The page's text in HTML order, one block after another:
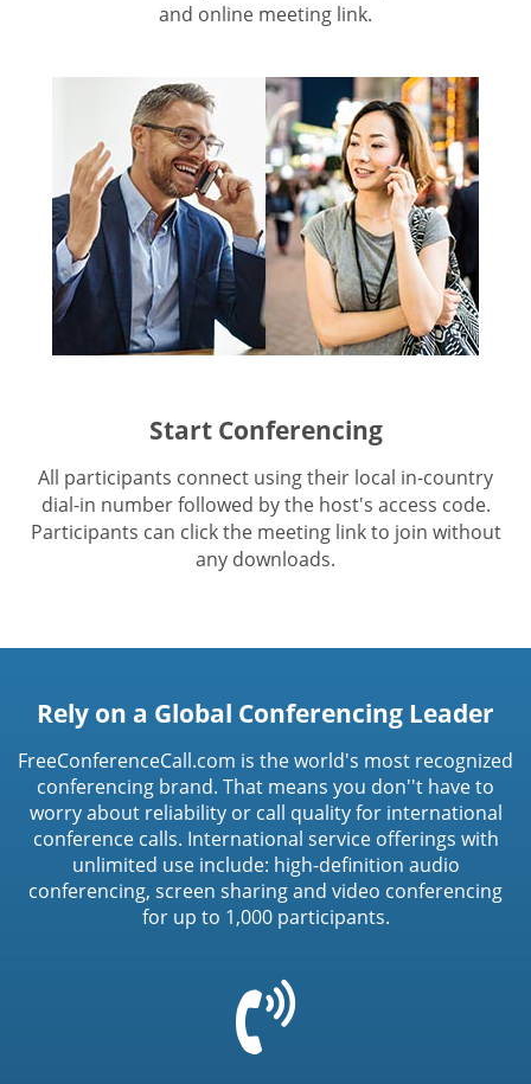
and online meeting link.
Start Conferencing
All participants connect using their local in-country
dial-in number followed by the host's access code.
Participants can click the meeting link to join without
any downloads.
Rely on a Global Conferencing Leader
FreeConferenceCall.com is the world's most recognized
conferencing brand. That means you don''t have to
worry about reliability or call quality for international
conference calls. International service offerings with
unlimited use include: high-definition audio
conferencing, screen sharing and video conferencing
for up to 1,000 participants.
t('common.phone_icon')